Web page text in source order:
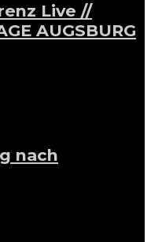
Live //
AUGSBURG
nach